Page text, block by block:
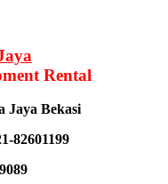
Rental
Jaya Bekasi
82601199